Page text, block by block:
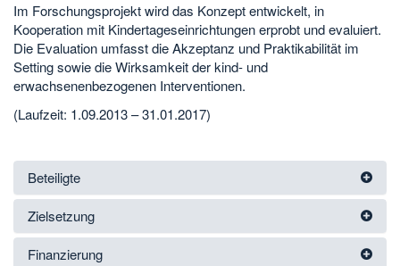
Im Forschungsprojekt wird das Konzept entwickelt, in
Kooperation mit Kindertageseinrichtungen erprobt und evaluiert.
Die Evaluation umfasst die Akzeptanz und Praktikabilität im
Setting sowie die Wirksamkeit der kind- und
erwachsenenbezogenen Interventionen.
(Laufzeit: 1.09.2013 – 31.01.2017)
Beteiligte
Zielsetzung
Finanzierung